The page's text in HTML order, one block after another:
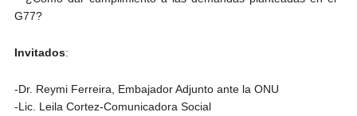
G77?
Invitados:
-Dr. Reymi Ferreira, Embajador Adjunto ante la ONU
-Lic. Leila Cortez-Comunicadora Social